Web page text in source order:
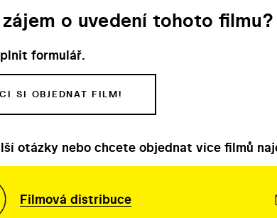
o uvedení tohoto filmu?
formulář.
SI OBJEDNAT FILM!
otázky nebo chcete objednat více filmů
Filmová distribuce